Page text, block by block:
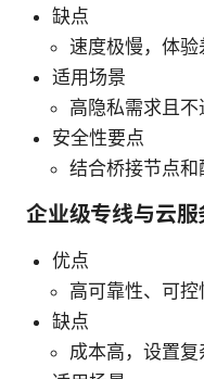
缺点
速度极慢，体验
适用场景
高隐私需求且
安全性要点
结合桥接节点
企业级专线与云服
优点
高可靠性、可控
缺点
成本高，设置复